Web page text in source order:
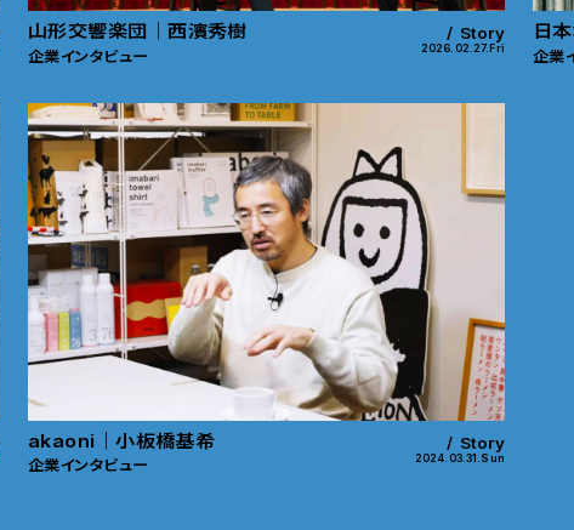
山形交響楽団｜西濱秀樹
企業インタビュー
Story
2026.02.27.Fri
日
企業
akaoni｜小板橋基希
企業インタビュー
Story
2024.03.31.Sun